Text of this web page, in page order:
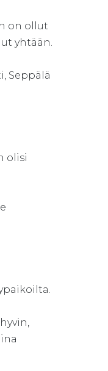
on ollut
yhtään.
Seppälä
olisi